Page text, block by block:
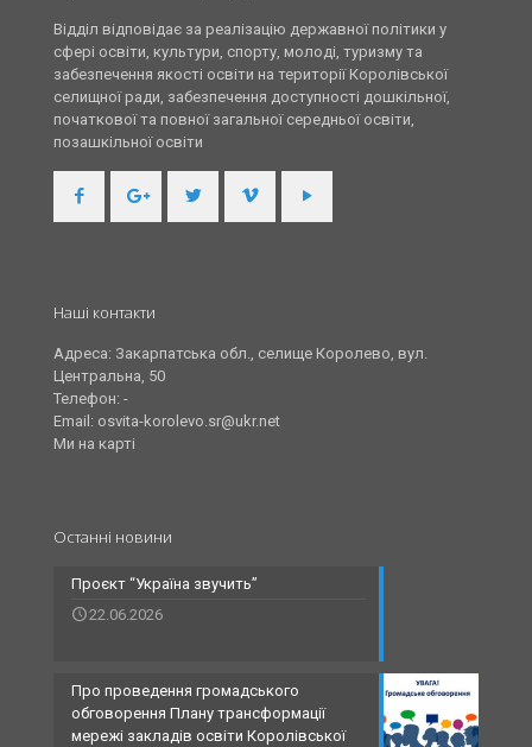
Відділ відповідає за реалізацію державної політики у
сфері освіти, культури, спорту, молоді, туризму та
забезпечення якості освіти на території Королівської
селищної ради, забезпечення доступності дошкільної,
початкової та повної загальної середньої освіти,
позашкільної освіти
Наші контакти
Адреса: Закарпатська обл., селище Королево, вул.
Центральна, 50
Телефон: -
Email: osvita-korolevo.sr@ukr.net
Ми на карті
Останні новини
Проєкт “Україна звучить”
22.06.2026
Про проведення громадського
обговорення Плану трансформації
мережі закладів освіти Королівської